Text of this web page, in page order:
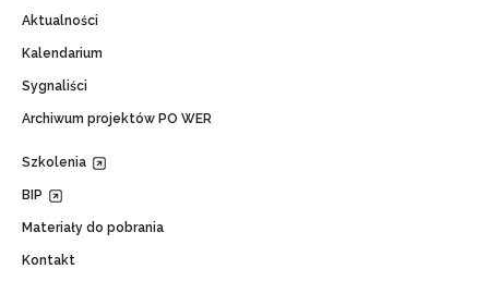
Aktualności
Kalendarium
Sygnaliści
Archiwum projektów PO WER
Szkolenia
BIP
Materiały do pobrania
Kontakt